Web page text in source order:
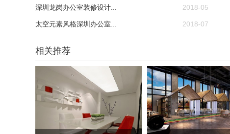
深圳龙岗办公室装修设计... 2018-05
太空元素风格深圳办公室... 2018-07
相关推荐